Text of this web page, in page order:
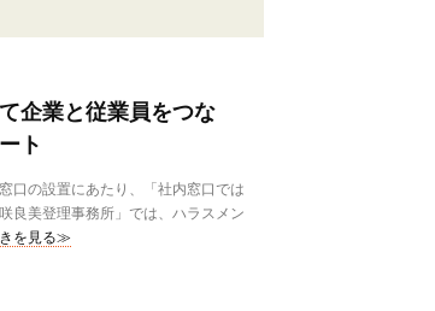
企業と従業員をつな
ト
口の設置にあたり、「社内窓口では
良美登理事務所」では、ハラスメン
を見る≫